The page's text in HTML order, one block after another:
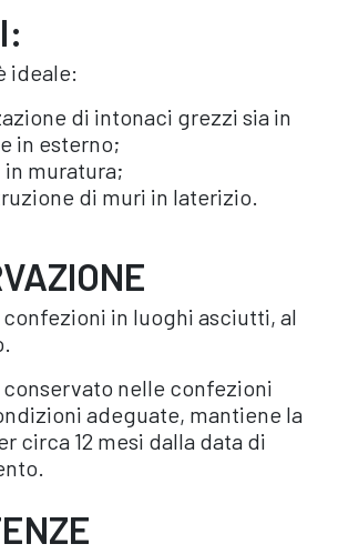
ideale:
di intonaci grezzi sia in
in esterno;
in muratura;
di muri in laterizio.
confezioni in luoghi asciutti, al
nelle confezioni
adeguate, mantiene la
circa 12 mesi dalla data di